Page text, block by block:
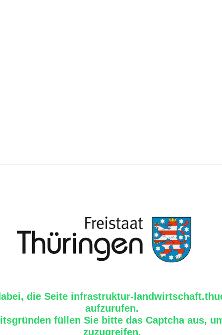
die Seite infrastruktur-
aufzurufen.
füllen Sie bitte das Captcha aus,
zuzugreifen.